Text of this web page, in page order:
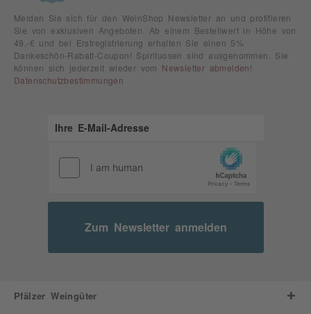
Melden Sie sich für den WeinShop Newsletter an und profitieren
Sie von exklusiven Angeboten. Ab einem Bestellwert in Höhe von
49,-€ und bei Erstregistrierung erhalten Sie einen 5%
Dankeschön-Rabatt-Coupon! Spirituosen sind ausgenommen. Sie
können sich jederzeit wieder vom Newsletter abmelden !
Datenschutzbestimmungen
Zum Newsletter anmelden
Pfälzer Weingüter